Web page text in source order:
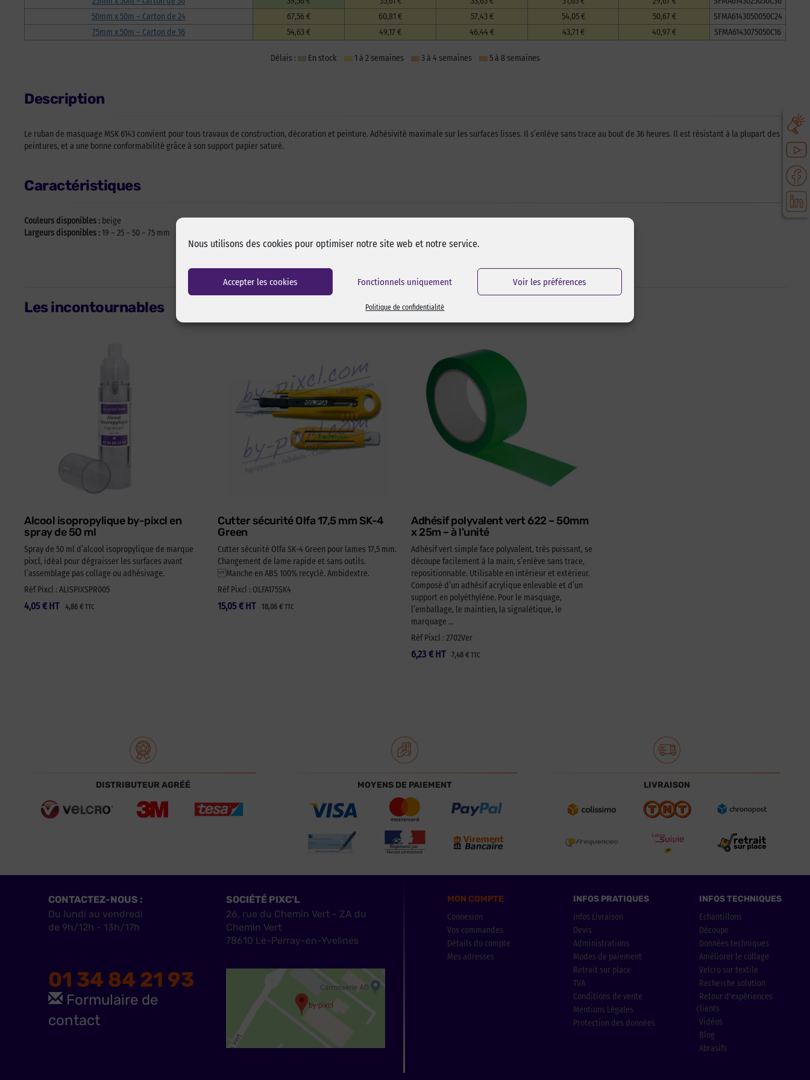
Nous utilisons des cookies pour optimiser notre site web et notre service.
Accepter les cookies Fonctionnels uniquement Voir les préférences
Politique de confidentialité
50mm x 50m – Carton de 24
67,56 € 60,81 € 57,43 € 54,05 € 50,67 €
SFMA6143050050C24
75mm x 50m – Carton de 16
54,63 € 49,17 € 46,44 € 43,71 € 40,97 € SFMA6143075050C16
Délais : En stock 1 à 2 semaines 3 à 4 semaines 5 à 8 semaines
Description
Le ruban de masquage MSK 6143 convient pour tous travaux de construction, décoration et peinture. Adhésivité maximale sur les surfaces lisses. Il s’enlève sans trace au bout de 36 heures. Il est résistant à la plupart des
peintures, et a une bonne conformabilité grâce à son support papier saturé.
Caractéristiques
Couleurs disponibles : beige
Largeurs disponibles : 19 – 25 – 50 – 75 mm
Les incontournables
Alcool isopropylique by-pixcl en
spray de 50 ml
Spray de 50 ml d’alcool isopropylique de marque
pixcl, idéal pour dégraisser les surfaces avant
l’assemblage pas collage ou adhésivage.
Réf Pixcl : ALISPIXSPR005
4,05 € 4,86 € TTC
HT
Cutter sécurité Olfa 17,5 mm SK-4
Green
Cutter sécurité Olfa SK-4 Green pour lames 17,5 mm.
Changement de lame rapide et sans outils.
Manche en ABS 100% recyclé. Ambidextre.
Réf Pixcl : OLFA175SK4
15,05 € 18,06 € TTC
HT
Adhésif polyvalent vert 622 – 50mm
x 25m – à l’unité
Adhésif vert simple face polyvalent, très puissant, se
découpe facilement à la main, s’enlève sans trace,
repositionnable. Utilisable en intérieur et extérieur.
Composé d’un adhésif acrylique enlevable et d’un
support en polyéthylène. Pour le masquage,
l’emballage, le maintien, la signalétique, le
marquage …
Réf Pixcl : 2702Ver
6,23 € 7,48 € TTC
HT
DISTRIBUTEUR AGRÉÉ MOYENS DE PAIEMENT LIVRAISON
CONTACTEZ-NOUS :
Du lundi au vendredi
de 9h/12h - 13h/17h
01 34 84 21 93
Formulaire de
contact
SOCIÉTÉ PIXC'L
26, rue du Chemin Vert - ZA du
Chemin Vert
78610 Le-Perray-en-Yvelines
MON COMPTE
Connexion
Vos commandes
Détails du compte
Mes adresses
INFOS PRATIQUES
Infos Livraison
Devis
Administrations
Modes de paiement
Retrait sur place
TVA
Conditions de vente
Mentions Légales
Protection des données
INFOS TECHNIQUES
Echantillons
Découpe
Données techniques
Améliorer le collage
Velcro sur textile
Recherche solution
Retour d'expériences
clients
Vidéos
Blog
Abrasifs